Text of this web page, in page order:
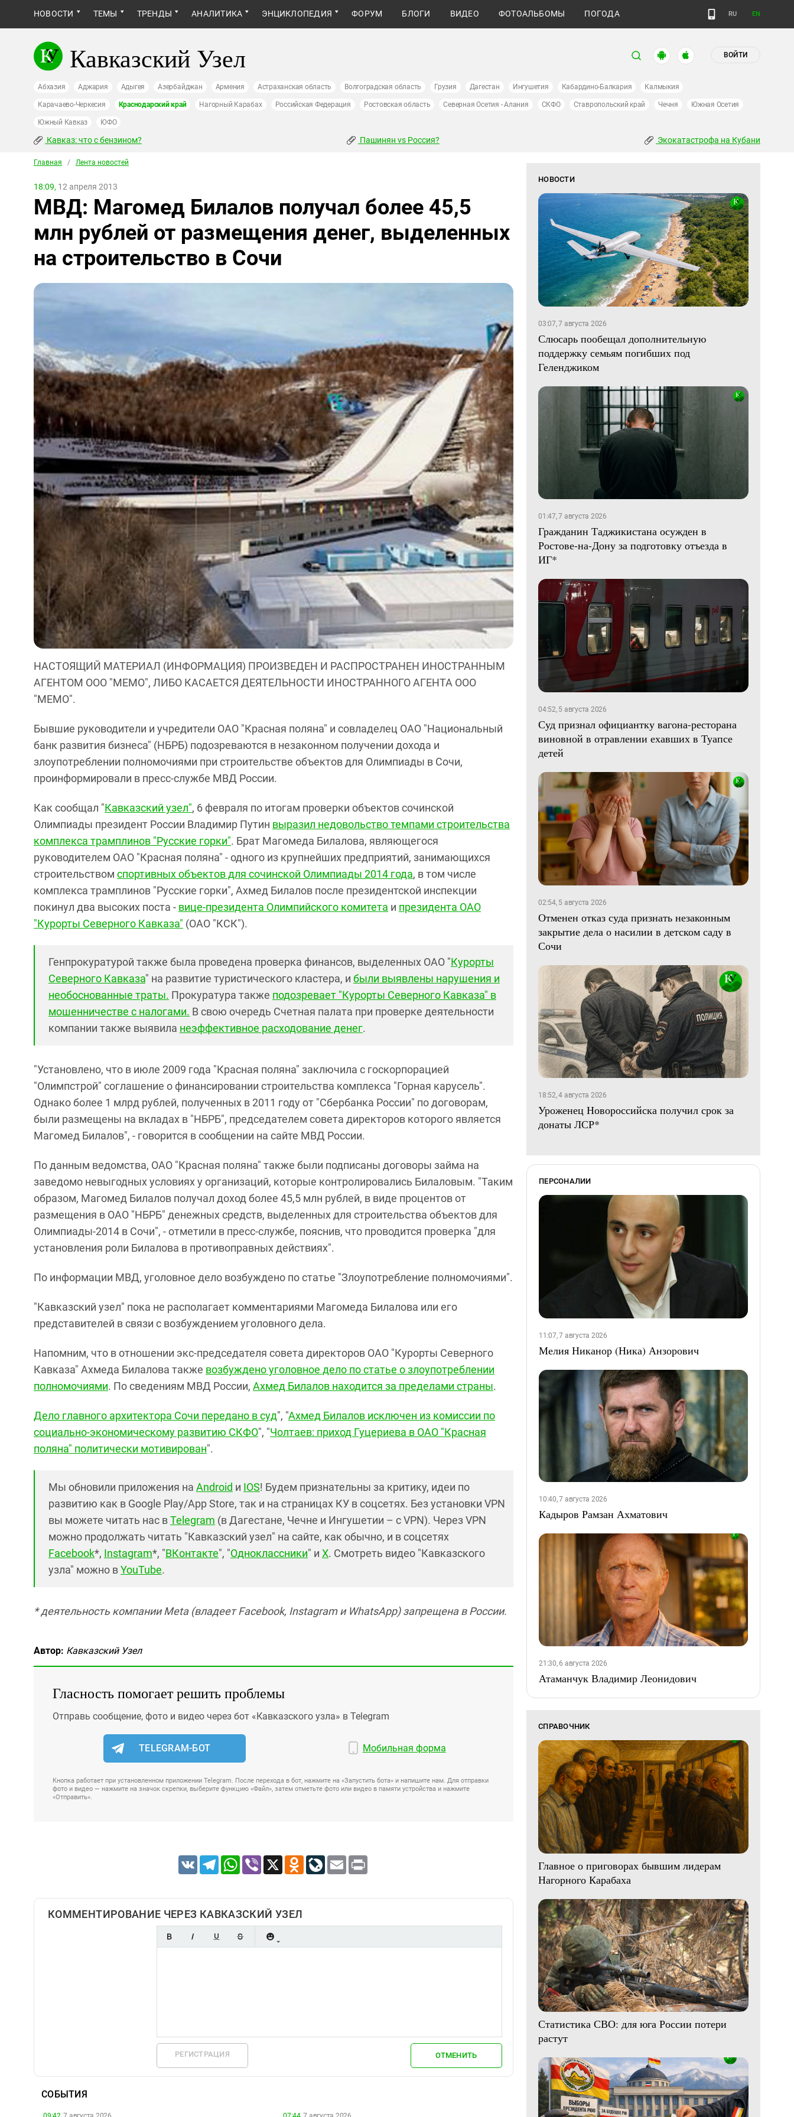
НОВОСТИ ТЕМЫ ТРЕНДЫ АНАЛИТИКА ЭНЦИКЛОПЕДИЯ ФОРУМ БЛОГИ ВИДЕО ФОТОАЛЬБОМЫ ПОГОДА RU EN
Кавказский Узел ВОЙТИ
Абхазия Аджария Адыгея Азербайджан Армения Астраханская область Волгоградская область Грузия Дагестан Ингушетия Кабардино-Балкария Калмыкия
Карачаево-Черкесия Краснодарский край Нагорный Карабах Российская Федерация Ростовская область Северная Осетия - Алания СКФО Ставропольский край Чечня Южная Осетия
Южный Кавказ ЮФО
Кавказ: что с бензином? Пашинян vs Россия? Экокатастрофа на Кубани
Главная / Лента новостей
18:09, 12 апреля 2013
МВД: Магомед Билалов получал более 45,5
млн рублей от размещения денег, выделенных
на строительство в Сочи
НАСТОЯЩИЙ МАТЕРИАЛ (ИНФОРМАЦИЯ) ПРОИЗВЕДЕН И РАСПРОСТРАНЕН ИНОСТРАННЫМ
АГЕНТОМ ООО "МЕМО", ЛИБО КАСАЕТСЯ ДЕЯТЕЛЬНОСТИ ИНОСТРАННОГО АГЕНТА ООО
"МЕМО".
Бывшие руководители и учредители ОАО "Красная поляна" и совладелец ОАО "Национальный
банк развития бизнеса" (НБРБ) подозреваются в незаконном получении дохода и
злоупотреблении полномочиями при строительстве объектов для Олимпиады в Сочи,
проинформировали в пресс-службе МВД России.
Как сообщал "Кавказский узел", 6 февраля по итогам проверки объектов сочинской
Олимпиады президент России Владимир Путин выразил недовольство темпами строительства
комплекса трамплинов "Русские горки". Брат Магомеда Билалова, являющегося
руководителем ОАО "Красная поляна" - одного из крупнейших предприятий, занимающихся
строительством спортивных объектов для сочинской Олимпиады 2014 года, в том числе
комплекса трамплинов "Русские горки", Ахмед Билалов после президентской инспекции
покинул два высоких поста - вице-президента Олимпийского комитета и президента ОАО
"Курорты Северного Кавказа" (ОАО "КСК").
Генпрокуратурой также была проведена проверка финансов, выделенных ОАО "Курорты
Северного Кавказа" на развитие туристического кластера, и были выявлены нарушения и
необоснованные траты. Прокуратура также подозревает "Курорты Северного Кавказа" в
мошенничестве с налогами. В свою очередь Счетная палата при проверке деятельности
компании также выявила неэффективное расходование денег.
"Установлено, что в июле 2009 года "Красная поляна" заключила с госкорпорацией
"Олимпстрой" соглашение о финансировании строительства комплекса "Горная карусель".
Однако более 1 млрд рублей, полученных в 2011 году от "Сбербанка России" по договорам,
были размещены на вкладах в "НБРБ", председателем совета директоров которого является
Магомед Билалов", - говорится в сообщении на сайте МВД России.
По данным ведомства, ОАО "Красная поляна" также были подписаны договоры займа на
заведомо невыгодных условиях у организаций, которые контролировались Билаловым. "Таким
образом, Магомед Билалов получал доход более 45,5 млн рублей, в виде процентов от
размещения в ОАО "НБРБ" денежных средств, выделенных для строительства объектов для
Олимпиады-2014 в Сочи", - отметили в пресс-службе, пояснив, что проводится проверка "для
установления роли Билалова в противоправных действиях".
По информации МВД, уголовное дело возбуждено по статье "Злоупотребление полномочиями".
"Кавказский узел" пока не располагает комментариями Магомеда Билалова или его
представителей в связи с возбуждением уголовного дела.
Напомним, что в отношении экс-председателя совета директоров ОАО "Курорты Северного
Кавказа" Ахмеда Билалова также возбуждено уголовное дело по статье о злоупотреблении
полномочиями. По сведениям МВД России, Aхмед Билaлов нaходится зa пределaми страны.
Дело главного архитектора Сочи передано в суд", "Ахмед Билалов исключен из комиссии по
социально-экономическому развитию СКФО", "Чолтаев: приход Гуцериева в ОАО "Красная
поляна" политически мотивирован".
Мы обновили приложения на Android и IOS! Будем признательны за критику, идеи по
развитию как в Google Play/App Store, так и на страницах КУ в соцсетях. Без установки VPN
вы можете читать нас вTelegram (в Дагестане, Чечне и Ингушетии – с VPN). Через VPN
можно продолжать читать "Кавказский узел" на сайте, как обычно, и в соцсетях
Facebook*, Instagram*, "ВКонтакте", "Одноклассники" и X. Смотреть видео "Кавказского
узла" можно вYouTube.
* деятельность компании Meta (владеет Facebook, Instagram и WhatsApp) запрещена в России.
Автор: Кавказский Узел
Гласность помогает решить проблемы
Отправь сообщение, фото и видео через бот «Кавказского узла» в Telegram
TELEGRAM-БОТ Мобильная форма
Кнопка работает при установленном приложении Telegram. После перехода в бот, нажмите на «Запустить бота» и напишите нам. Для отправки
фото и видео — нажмите на значок скрепки, выберите функцию «Файл», затем отметьте фото или видео в памяти устройства и нажмите
«Отправить».
VK TelegramWhatsApp
Viber X Odnoklassniki
LiveJournal
Email
КОММЕНТИРОВАНИЕ ЧЕРЕЗ КАВКАЗСКИЙ УЗЕЛ
РЕГИСТРАЦИЯ ОТМЕНИТЬ
СОБЫТИЯ
НОВОСТИ
03:07, 7 августа 2026
Слюсарь пообещал дополнительную
поддержку семьям погибших под
Геленджиком
01:47, 7 августа 2026
Гражданин Таджикистана осужден в
Ростове-на-Дону за подготовку отъезда в
ИГ*
04:52, 5 августа 2026
Суд признал официантку вагона-ресторана
виновной в отравлении ехавших в Туапсе
детей
02:54, 5 августа 2026
Отменен отказ суда признать незаконным
закрытие дела о насилии в детском саду в
Сочи
18:52, 4 августа 2026
Уроженец Новороссийска получил срок за
донаты ЛСР*
ПЕРСОНАЛИИ
11:07, 7 августа 2026
Мелия Никанор (Ника) Анзорович
10:40, 7 августа 2026
Кадыров Рамзан Ахматович
21:30, 6 августа 2026
Атаманчук Владимир Леонидович
СПРАВОЧНИК
Главное о приговорах бывшим лидерам
Нагорного Карабаха
Статистика СВО: для юга России потери
растут